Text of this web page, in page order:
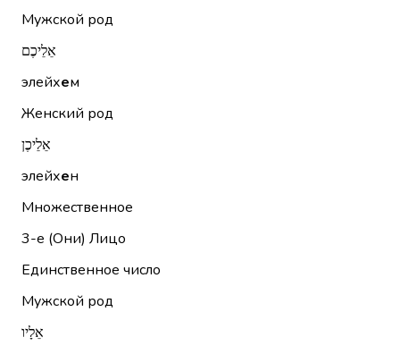
Мужской род
אֵלֵיכֶם
элейхем
Женский род
אֵלֵיכֶן
элейхен
Множественное
3-е (Они) Лицо
Единственное число
Мужской род
אֵלָיו